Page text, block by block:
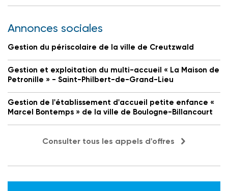
Annonces sociales
Gestion du périscolaire de la ville de Creutzwald
Gestion et exploitation du multi-accueil « La Maison de
Petronille » - Saint-Philbert-de-Grand-Lieu
Gestion de l'établissement d'accueil petite enfance «
Marcel Bontemps » de la ville de Boulogne-Billancourt
Consulter tous les appels d'offres